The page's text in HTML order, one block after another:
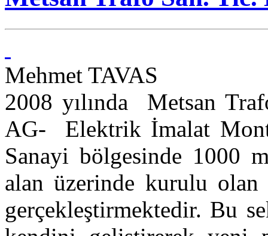
Mehmet TAVAS
2008 yılında Metsan
AG- Elektrik İmalat
Sanayi bölgesinde 1000
alan üzerinde kurulu olan
gerçekleştirmektedir. Bu